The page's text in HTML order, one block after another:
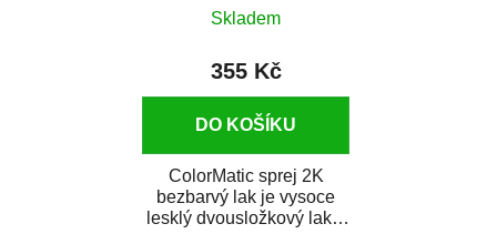
Skladem
355 Kč
DO KOŠÍKU
ColorMatic sprej 2K
bezbarvý lak je vysoce
lesklý dvousložkový lak s